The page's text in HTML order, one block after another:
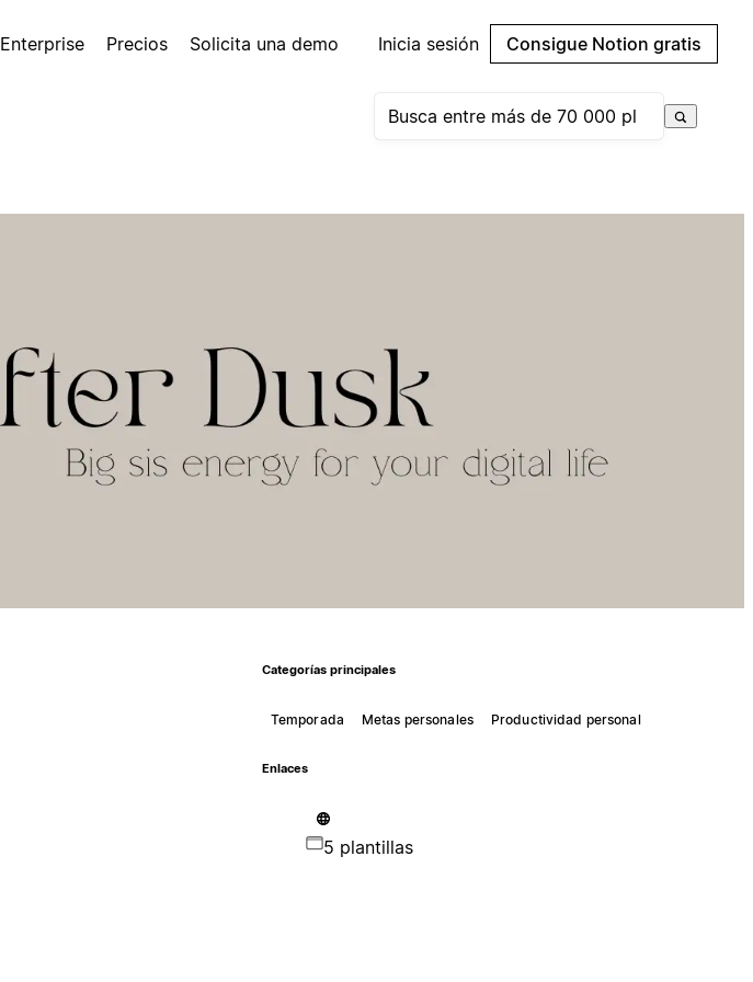
Enterprise Precios Solicita una demo Inicia sesión Consigue Notion gratis
Categorías principales
Temporada Metas personales Productividad personal
Enlaces
5 plantillas